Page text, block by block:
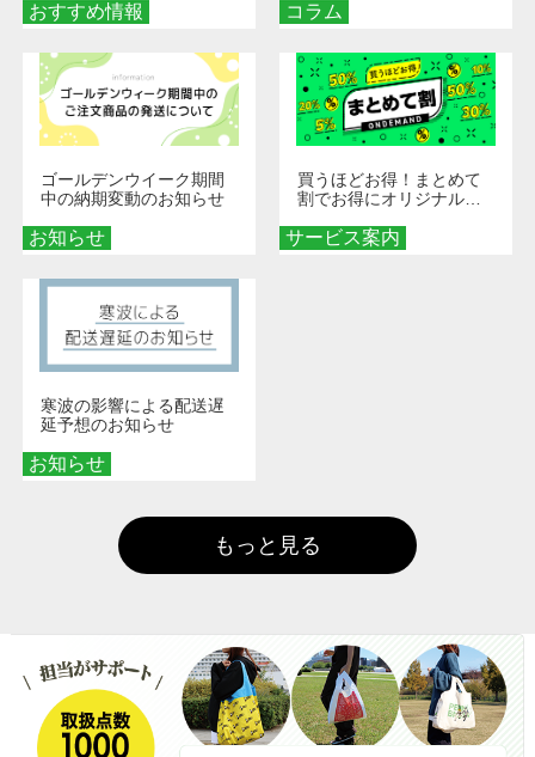
おすすめ情報
める秘訣
コラム
とメリットを解説
お知らせ
ゴールデンウイーク期間
中の納期変動のお知らせ
サービス案内
買うほどお得！まとめて
割でお得にオリジナルグ
お知らせ
寒波の影響による配送遅
延予想のお知らせ
もっと見る